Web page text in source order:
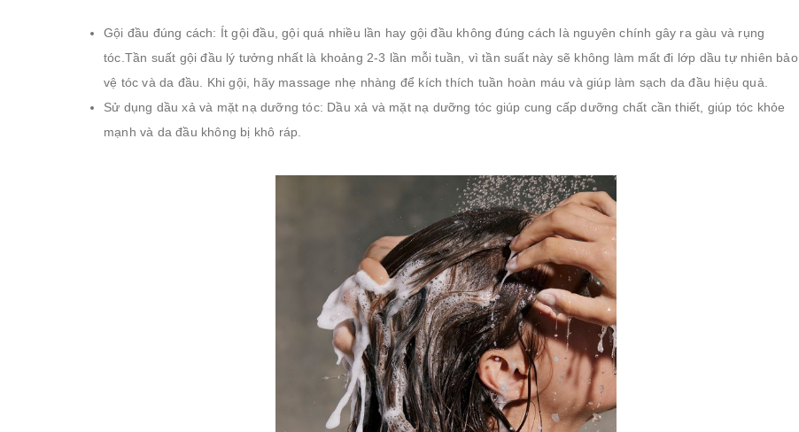
Gội đầu đúng cách: Ít gội đầu, gội quá nhiều lần hay gội đầu không đúng cách là nguyên chính gây ra gàu và rụng
tóc.Tần suất gội đầu lý tưởng nhất là khoảng 2-3 lần mỗi tuần, vì tần suất này sẽ không làm mất đi lớp dầu tự nhiên bảo
vệ tóc và da đầu. Khi gội, hãy massage nhẹ nhàng để kích thích tuần hoàn máu và giúp làm sạch da đầu hiệu quả.
Sử dụng dầu xả và mặt nạ dưỡng tóc: Dầu xả và mặt nạ dưỡng tóc giúp cung cấp dưỡng chất cần thiết, giúp tóc khỏe
mạnh và da đầu không bị khô ráp.